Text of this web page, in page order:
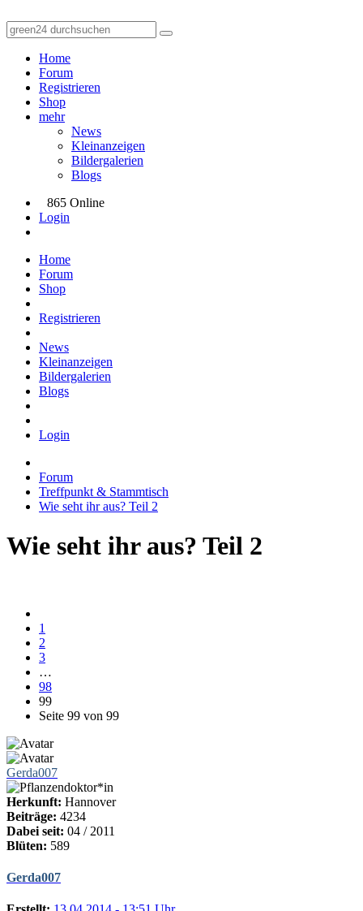
Home
Forum
Registrieren
Shop
mehr
News
Kleinanzeigen
Bildergalerien
Blogs
865 Online
Login
Home
Forum
Shop
Registrieren
News
Kleinanzeigen
Bildergalerien
Blogs
Login
Forum
Treffpunkt & Stammtisch
Wie seht ihr aus? Teil 2
Wie seht ihr aus? Teil 2
1
2
3
…
98
99
Seite 99 von 99
Gerda007
Herkunft: Hannover
Beiträge: 4234
Dabei seit: 04 / 2011
Blüten: 589
Gerda007